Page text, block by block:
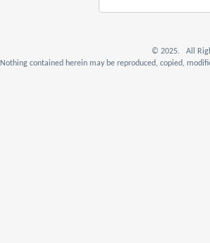
© 2025. All
Nothing contained herein may be reproduced, copied,